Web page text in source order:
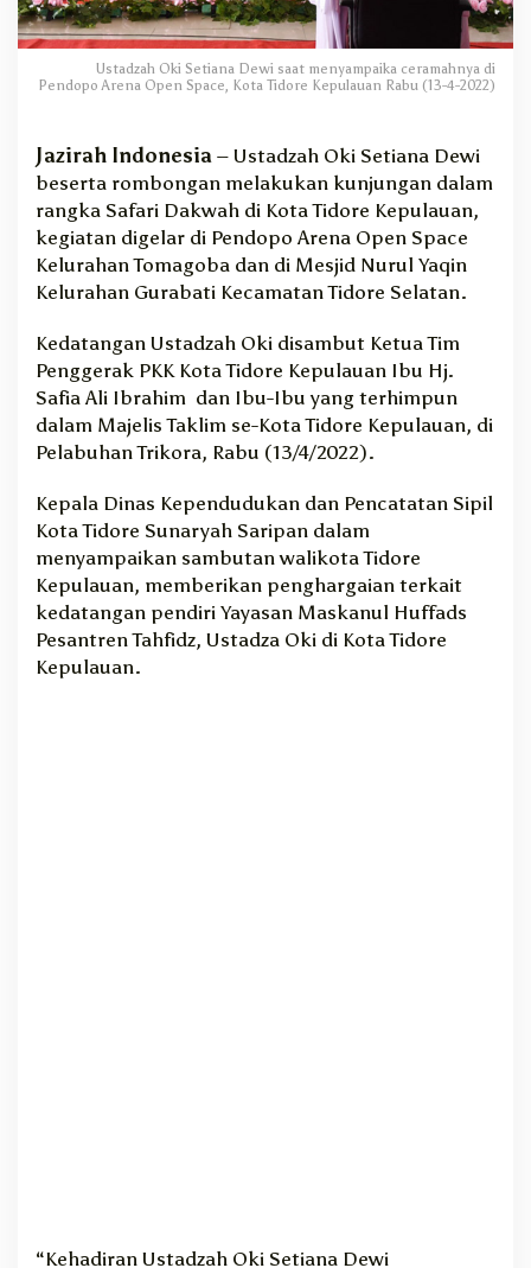
d
z
h
i
T
i
d
o
e
Ustadzah Oki Setiana Dewi saat menyampaika ceramahnya di
Pendopo Arena Open Space, Kota Tidore Kepulauan Rabu (13-4-2022)
Jazirah Indonesia – Ustadzah Oki Setiana Dewi
beserta rombongan melakukan kunjungan dalam
rangka Safari Dakwah di Kota Tidore Kepulauan,
kegiatan digelar di Pendopo Arena Open Space
Kelurahan Tomagoba dan di Mesjid Nurul Yaqin
Kelurahan Gurabati Kecamatan Tidore Selatan.
Kedatangan Ustadzah Oki disambut Ketua Tim
Penggerak PKK Kota Tidore Kepulauan Ibu Hj.
Safia Ali Ibrahim dan Ibu-Ibu yang terhimpun
dalam Majelis Taklim se-Kota Tidore Kepulauan, di
Pelabuhan Trikora, Rabu (13/4/2022).
Kepala Dinas Kependudukan dan Pencatatan Sipil
Kota Tidore Sunaryah Saripan dalam
menyampaikan sambutan walikota Tidore
Kepulauan, memberikan penghargaian terkait
kedatangan pendiri Yayasan Maskanul Huffads
Pesantren Tahfidz, Ustadza Oki di Kota Tidore
Kepulauan.
“Kehadiran Ustadzah Oki Setiana Dewi